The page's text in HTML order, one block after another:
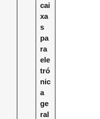
cai
xa
s
pa
ra
ele
tró
nic
a
ge
ral